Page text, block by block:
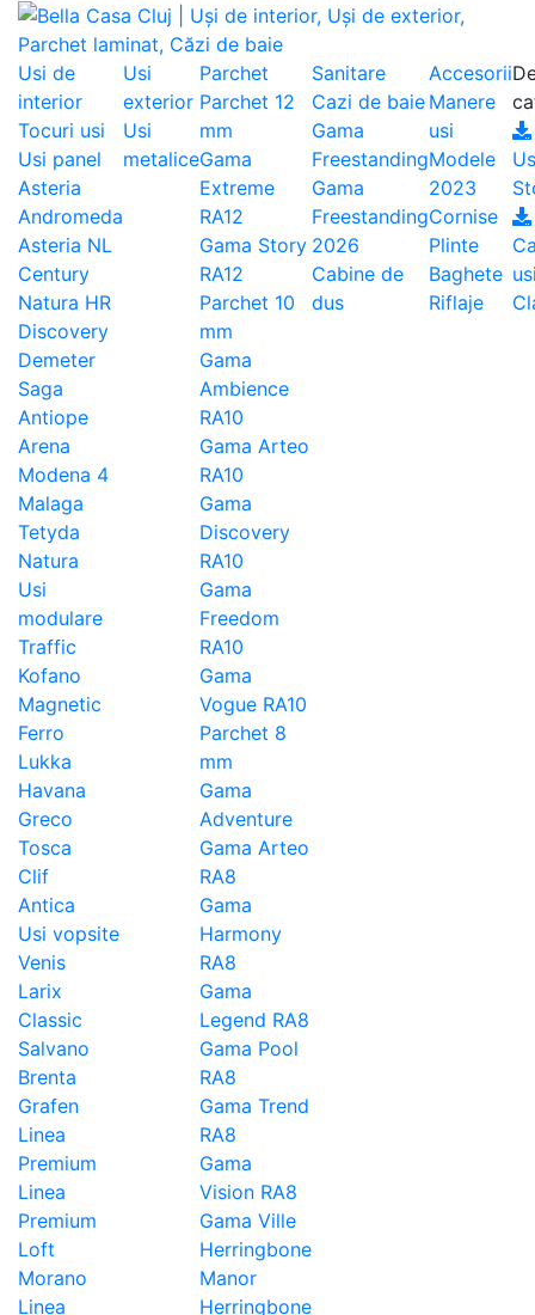
Usi de
interior
Tocuri usi
Usi panel
Asteria
Andromeda
Asteria NL
Century
Natura HR
Discovery
Demeter
Saga
Antiope
Arena
Modena 4
Malaga
Tetyda
Natura
Usi
modulare
Traffic
Kofano
Magnetic
Ferro
Lukka
Havana
Greco
Tosca
Clif
Antica
Usi vopsite
Venis
Larix
Classic
Salvano
Brenta
Grafen
Linea
Premium
Linea
Premium
Loft
Morano
Linea
Usi
exterior
Usi
metalice
Parchet
Parchet 12
mm
Gama
Extreme
RA12
Gama Story
RA12
Parchet 10
mm
Gama
Ambience
RA10
Gama Arteo
RA10
Gama
Discovery
RA10
Gama
Freedom
RA10
Gama
Vogue RA10
Parchet 8
mm
Gama
Adventure
Gama Arteo
RA8
Gama
Harmony
RA8
Gama
Legend RA8
Gama Pool
RA8
Gama Trend
RA8
Gama
Vision RA8
Gama Ville
Herringbone
Manor
Herringbone
Sanitare
Cazi de baie
Gama
Freestanding
Gama
Freestanding
2026
Cabine de
dus
Accesorii
Manere
usi
Modele
2023
Cornise
Plinte
Baghete
Riflaje